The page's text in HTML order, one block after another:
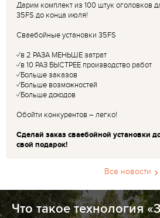
Дарим комплект из 100 штук оголовков
35FS до конца июля!
Сваебойные установки 35FS
✓в 2 РАЗА МЕНЬШЕ затрат
✓в 10 РАЗ БЫСТРЕЕ производство работ
✓Больше заказов
✓Больше возможностей
✓Больше доходов
Обойти конкурентов – легко!
Сделай заказ сваебойной установки
свой подарок!
Все новости
Что такое технология